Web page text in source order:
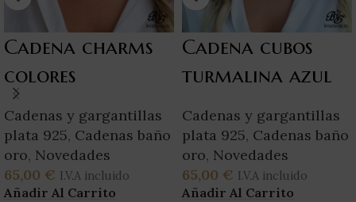
Cadena charms
colores
Cadenas y gargantillas
plata 925, Cadenas baño
oro, Novedades
65,00 € I.V.A incluido
Añadir Al Carrito
Cadena cubos
turmalina azul
Cadenas y gargantillas
plata 925, Cadenas baño
oro, Novedades
65,00 € I.V.A incluido
Añadir Al Carrito